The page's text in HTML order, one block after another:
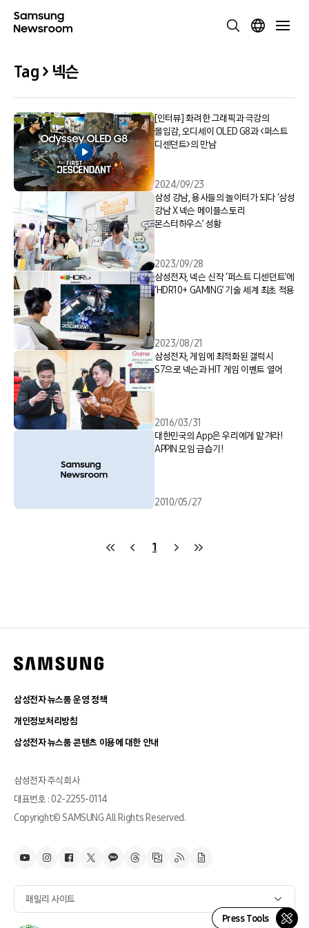
Tag > 넥슨
[인터뷰] 화려한 그래픽과 극강의
몰입감, 오디세이 OLED G8과 <퍼스트
디센던트>의 만남
2024/09/23
삼성 강남, 용사들의 놀이터가 되다 ‘삼성
강남 X 넥슨 메이플스토리
몬스터하우스’ 성황
2023/09/28
삼성전자, 넥슨 신작 ‘퍼스트 디센던트’에
‘HDR10+ GAMING’ 기술 세계 최초 적용
2023/08/21
삼성전자, 게임에 최적화된 갤럭시
S7으로 넥슨과 HIT 게임 이벤트 열어
2016/03/31
대한민국의 App은 우리에게 맡겨라!
APPIN 모임 급습기!
2010/05/27
1
Press Tools
삼성전자 뉴스룸 운영 정책
개인정보처리방침
삼성전자 뉴스룸 콘텐츠 이용에 대한 안내
삼성전자 주식회사
대표번호 : 02-2255-0114
Copyright© SAMSUNG All Rights Reserved.
패밀리 사이트